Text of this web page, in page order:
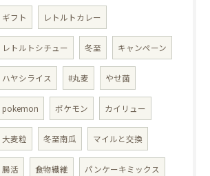
ギフト レトルトカレー
レトルトシチュー 冬至 キャンペーン
ハヤシライス #丸麦 やせ菌
pokemon ポケモン カイリュー
大麦粒 冬至南瓜 マイルと交換
腸活 食物繊維 パンケーキミックス